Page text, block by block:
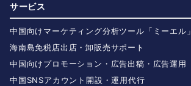
サービス
中国向けマーケティング分析ツール「ミーエル」
海南島免税店出店・卸販売サポート
中国向けプロモーション・広告出稿・広告運用
中国SNSアカウント開設・運用代行